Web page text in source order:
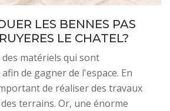
LES BENNES PAS
LE CHATEL?
matériels qui sont
de gagner de l'espace. En
de réaliser des travaux
terrains. Or, une énorme